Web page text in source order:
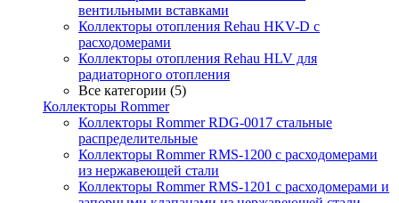
вентильными вставками
Коллекторы отопления Rehau HKV-D с
расходомерами
Коллекторы отопления Rehau HLV для
радиаторного отопления
Все категории (5)
Коллекторы Rommer
Коллекторы Rommer RDG-0017 стальные
распределительные
Коллекторы Rommer RMS-1200 с расходомерами
из нержавеющей стали
Коллекторы Rommer RMS-1201 с расходомерами и